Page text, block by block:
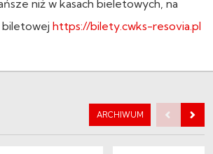
niż w kasach bieletowych, na
https://bilety.cwks-resovia.pl
ARCHIWUM